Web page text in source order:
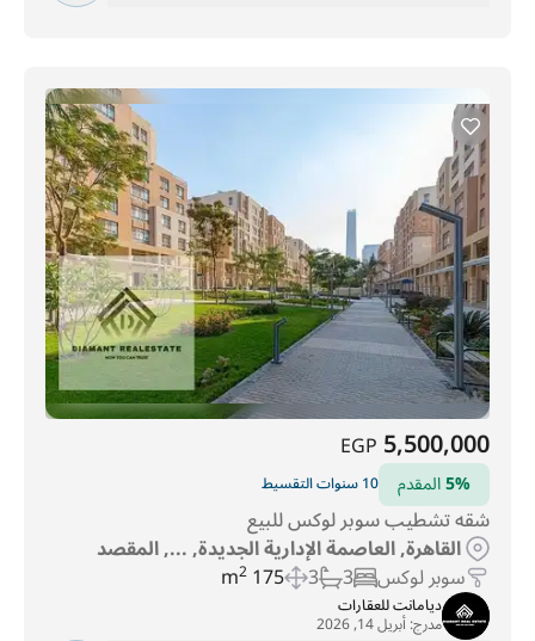
5,500,000
EGP
5%المقدم 10 سنوات التقسيط
شقه تشطيب سوبر لوكس للبيع
القاهرة, العاصمة الإدارية الجديدة, ..., المقصد
سوبر لوكس 3
3
175 m
2
ديامانت للعقارات
مدرج:أبريل 14, 2026